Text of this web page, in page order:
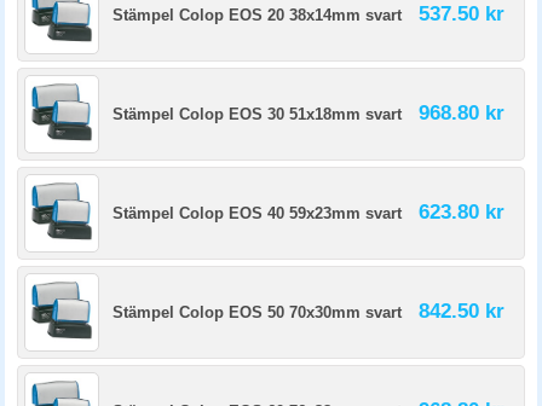
Stämpel Colop EOS 20 38x14mm svart 537.50 kr
Stämpel Colop EOS 30 51x18mm svart 968.80 kr
Stämpel Colop EOS 40 59x23mm svart 623.80 kr
Stämpel Colop EOS 50 70x30mm svart 842.50 kr